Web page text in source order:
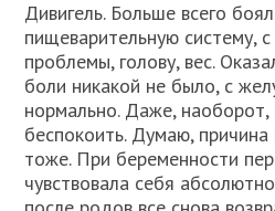
Дивигель. Больше всего
пищеварительную систему,
проблемы, голову, вес.
боли никакой не было, с
нормально. Даже,
беспокоить. Думаю,
тоже. При беременности
чувствовала себя